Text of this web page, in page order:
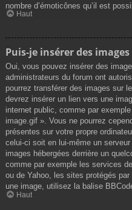
nombre d’émoticônes qu’il est
Haut
Puis-je insérer des images
Oui, vous pouvez insérer des
administrateurs du forum ont
pourrez transférer des images sur
devrez insérer un lien vers une
internet public, comme par
image.gif ». Vous ne pourrez
présentes sur votre propre
celui-ci soit en lui-même un
images hébergées derrière un
comme par exemple les services
ou de Yahoo, les sites protégés
une image, utilisez la balise
Haut